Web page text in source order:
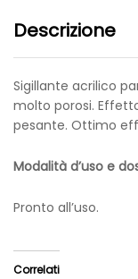
Descrizione
Sigillante acrilico
molto porosi.
pesante. Ottimo
Modalità d’uso e
Pronto all’uso.
Correlati